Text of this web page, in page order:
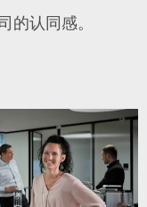
认同感。